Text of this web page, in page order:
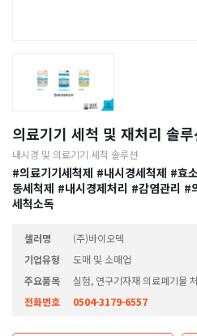
의료기기 세척 및 재처리 솔
내시경 및 의료기기 세척 솔루션
#의료기기세척제 #내시경세척제 #효
동세척제 #내시경제처리 #감염관리 #
세척소독
셀러명
(주)바이오덱
기업유형
도매 및 소매업
주요품목
실험, 연구기자재 의료폐기물
전화번호
0504-3179-6557